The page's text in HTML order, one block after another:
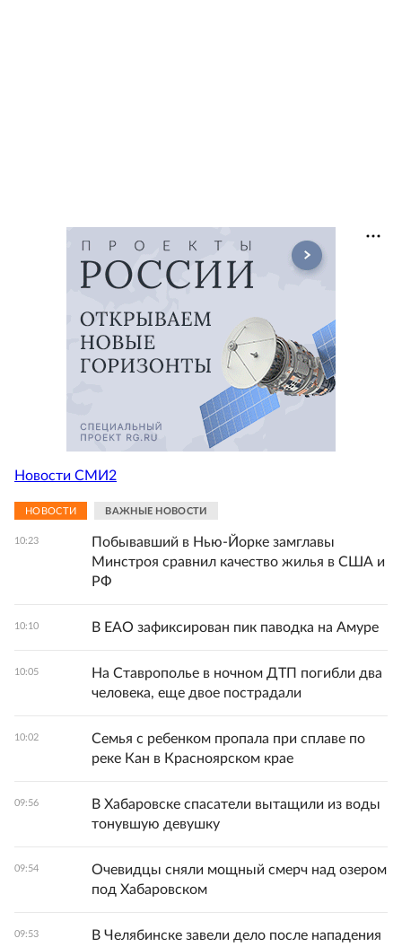
Новости СМИ2
НОВОСТИ ВАЖНЫЕ НОВОСТИ
10:23
Побывавший в Нью-Йорке замглавы
Минстроя сравнил качество жилья в США и
РФ
10:10 В ЕАО зафиксирован пик паводка на Амуре
10:05
На Ставрополье в ночном ДТП погибли два
человека, еще двое пострадали
10:02
Семья с ребенком пропала при сплаве по
реке Кан в Красноярском крае
09:56
В Хабаровске спасатели вытащили из воды
тонувшую девушку
09:54
Очевидцы сняли мощный смерч над озером
под Хабаровском
09:53
В Челябинске завели дело после нападения